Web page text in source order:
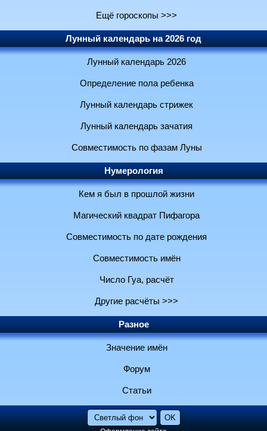
Ещё гороскопы >>>
Лунный календарь на 2026 год
Лунный календарь 2026
Определение пола ребенка
Лунный календарь стрижек
Лунный календарь зачатия
Совместимость по фазам Луны
Нумерология
Кем я был в прошлой жизни
Магический квадрат Пифагора
Совместимость по дате рождения
Совместимость имён
Число Гуа, расчёт
Другие расчёты >>>
Разное
Значение имён
Форум
Статьи